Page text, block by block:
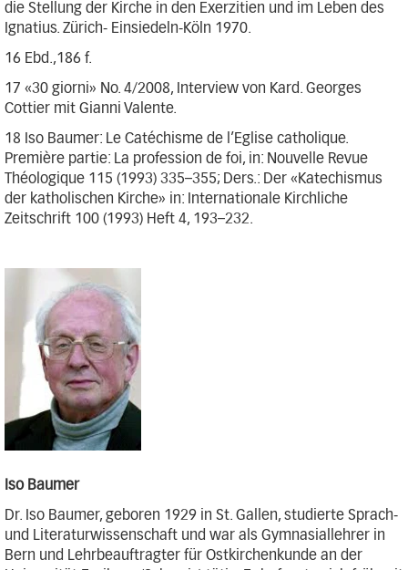
die Stellung der Kirche in den Exerzitien und im Leben des
Ignatius. Zürich- Einsiedeln-Köln 1970.
16 Ebd.,186 f.
17 «30 giorni» No. 4/2008, Interview von Kard. Georges
Cottier mit Gianni Valente.
18 Iso Baumer: Le Catéchisme de l’Eglise catholique.
Première partie: La profession de foi, in: Nouvelle Revue
Théologique 115 (1993) 335–355; Ders.: Der «Katechismus
der katholischen Kirche» in: Internationale Kirchliche
Zeitschrift 100 (1993) Heft 4, 193–232.
Iso Baumer
Dr. Iso Baumer, geboren 1929 in St. Gallen, studierte Sprach-
und Literaturwissenschaft und war als Gymnasiallehrer in
Bern und Lehrbeauftragter für Ostkirchenkunde an der